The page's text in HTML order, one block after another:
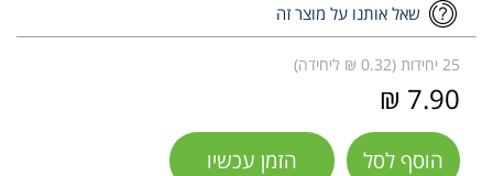
שאל אותנו על מוצר זה
25 יחידות (0.32 ₪ ליחידה)
7.90 ₪
הוסף לסל הזמן עכשיו